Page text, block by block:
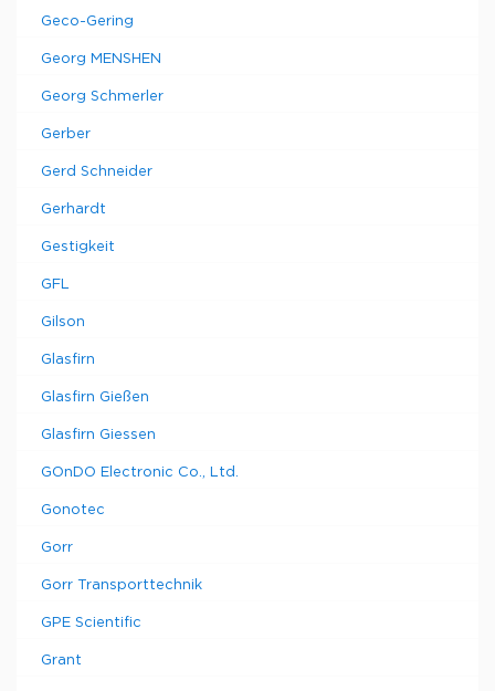
Geco-Gering
Georg MENSHEN
Georg Schmerler
Gerber
Gerd Schneider
Gerhardt
Gestigkeit
GFL
Gilson
Glasfirn
Glasfirn Gießen
Glasfirn Giessen
GOnDO Electronic Co., Ltd.
Gonotec
Gorr
Gorr Transporttechnik
GPE Scientific
Grant